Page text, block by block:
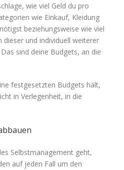
wie viel Geld du pro
wie Einkauf, Kleidung
beziehungsweise wie viel
dieser und individuell weiterer
sind deine Budgets, an die
festgesetzten Budgets hält,
in Verlegenheit, in die
Selbstmanagement geht,
auf jeden Fall um den